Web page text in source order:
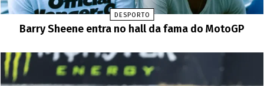
DESPORTO
Barry Sheene entra no hall da fama do MotoGP